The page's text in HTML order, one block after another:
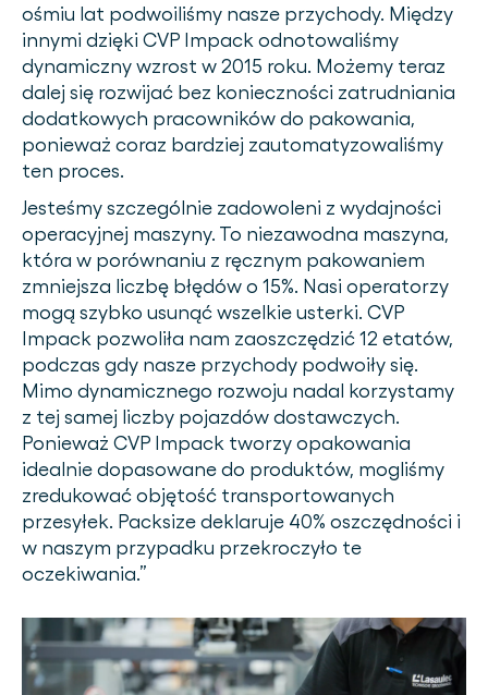
ośmiu lat podwoiliśmy nasze przychody. Między
innymi dzięki CVP Impack odnotowaliśmy
dynamiczny wzrost w 2015 roku. Możemy teraz
dalej się rozwijać bez konieczności zatrudniania
dodatkowych pracowników do pakowania,
ponieważ coraz bardziej zautomatyzowaliśmy
ten proces.
Jesteśmy szczególnie zadowoleni z wydajności
operacyjnej maszyny. To niezawodna maszyna,
która w porównaniu z ręcznym pakowaniem
zmniejsza liczbę błędów o 15%. Nasi operatorzy
mogą szybko usunąć wszelkie usterki. CVP
Impack pozwoliła nam zaoszczędzić 12 etatów,
podczas gdy nasze przychody podwoiły się.
Mimo dynamicznego rozwoju nadal korzystamy
z tej samej liczby pojazdów dostawczych.
Ponieważ CVP Impack tworzy opakowania
idealnie dopasowane do produktów, mogliśmy
zredukować objętość transportowanych
przesyłek. Packsize deklaruje 40% oszczędności i
w naszym przypadku przekroczyło te
oczekiwania.”